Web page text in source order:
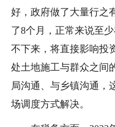
好，政府做了大量行之
了8个月，正常来说至
不下来，将直接影响投
处土地施工与群众之间
局沟通、与乡镇沟通，
场调度方式解决。